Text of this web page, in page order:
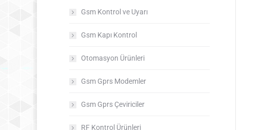
Gsm Kontrol ve Uyarı
Gsm Kapı Kontrol
Otomasyon Ürünleri
Gsm Gprs Modemler
Gsm Gprs Çeviriciler
RF Kontrol Ürünleri